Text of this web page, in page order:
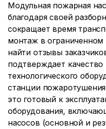
Модульная пожарная
благодаря своей
сокращает время
монтаж в ограниченном
найти отзывы
подтверждает
технологического
станции
это готовый к
оборудования,
насосов (основной и